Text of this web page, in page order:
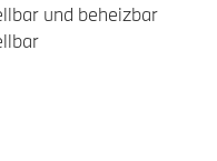
und beheizbar